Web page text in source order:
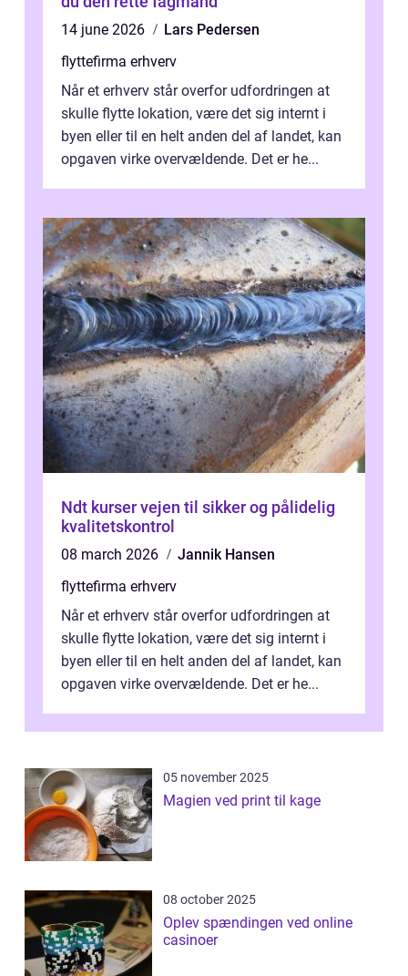
14 june 2026
Lars Pedersen
flyttefirma erhverv
Når et erhverv står overfor udfordringen at
skulle flytte lokation, være det sig internt i
byen eller til en helt anden del af landet, kan
opgaven virke overvældende. Det er he...
Ndt kurser vejen til sikker og pålidelig
kvalitetskontrol
08 march 2026
Jannik Hansen
flyttefirma erhverv
Når et erhverv står overfor udfordringen at
skulle flytte lokation, være det sig internt i
byen eller til en helt anden del af landet, kan
opgaven virke overvældende. Det er he...
05 november 2025
Magien ved print til kage
08 october 2025
Oplev spændingen ved online
casinoer